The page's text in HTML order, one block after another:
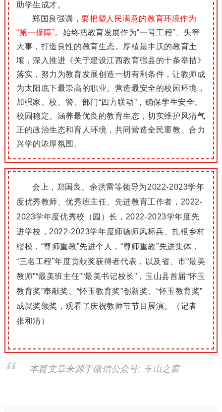
助学生成才。
郑国良强调，要把塑人民满意的教育环境作为
“第一保障”。 始终把教育发展作为“一号工程”、头等
大事，打造良性的教育生态。厚植最丰沃的教育土
壤，深入推进《关于建设江西教育强县的十条举措》
落实，努力为教育发展创造一切有利条件，让教师成
为太阳底下最崇高的职业。营造最安全的校园环境，
加强家、校、警、部门“四方联动”，确保学生安全、
校园稳定。涵养最优良的教育生态，切实维护风清气
正的政治生态和育人环境，共同营造全民重教、合力
兴学的浓厚氛围。
会上，郑国良、余洪雷等领导为2022-2023学年
度优秀教师、优秀班主任、先进教育工作者，2022-
2023学年度优秀校（园）长，2022-2023学年度先
进学校，2022-2023学年度师德师风标兵、扎根乡村
楷模，“尊师重教”先进个人，“尊师重教”先进集体，
“三名工程”年度贡献奖获得者代表，以及省、市“最美
教师”“最美班主任”“最美书记校长”，玉山县首届“怀玉
教育奖”奉献奖、“怀玉教育奖”创新奖、“怀玉教育奖”
成就奖颁奖，观看了庆祝教师节节目展演。（记者
张和清）
本篇文章来源于微信公众号: 玉山之窗